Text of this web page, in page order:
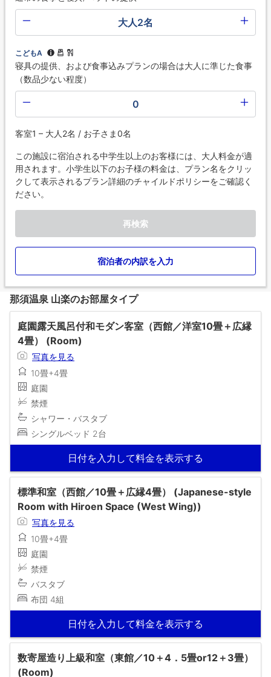
大人2名
こどもA
寝具の提供、および食事込みプランの場合は大人に準じた食事
（数品少ない程度）
0
客室1 – 大人2名 / お子さま0名
この施設に宿泊される中学生以上のお客様には、大人料金が適
用されます。小学生以下のお子様の料金は、プラン名をクリッ
クして表示されるプラン詳細のチャイルドポリシーをご確認く
ださい。
再検索
宿泊者の内訳を入力
那須温泉 山楽のお部屋タイプ
庭園露天風呂付和モダン客室（西館／洋室10畳＋広縁
4畳） (Room)
写真を見る
10畳+4畳
庭園
禁煙
シャワー・バスタブ
シングルベッド 2台
日付を入力して料金を表示する
標準和室（西館／10畳＋広縁4畳） (Japanese-style
Room with Hiroen Space (West Wing))
写真を見る
10畳+4畳
庭園
禁煙
バスタブ
布団 4組
日付を入力して料金を表示する
数寄屋造り上級和室（東館／10＋4．5畳or12＋3畳）
(Room)